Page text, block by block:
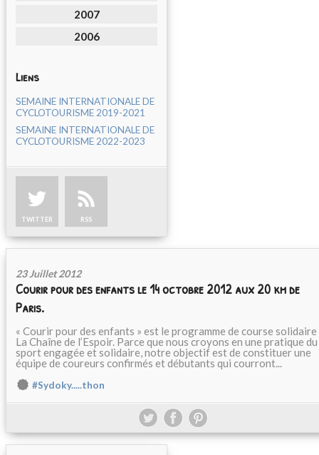
2007
2006
Liens
SEMAINE INTERNATIONALE DE
CYCLOTOURISME 2019-2021
SEMAINE INTERNATIONALE DE
CYCLOTOURISME 2022-2023
TWITTER RSS
23 Juillet 2012
Courir pour des enfants le 14 octobre 2012 aux 20 km de
Paris.
« Courir pour des enfants » est le programme de course solidaire
La Chaîne de l’Espoir. Parce que nous croyons en une pratique du
sport engagée et solidaire, notre objectif est de constituer une
équipe de coureurs confirmés et débutants qui courront...
#Sydoky.....thon